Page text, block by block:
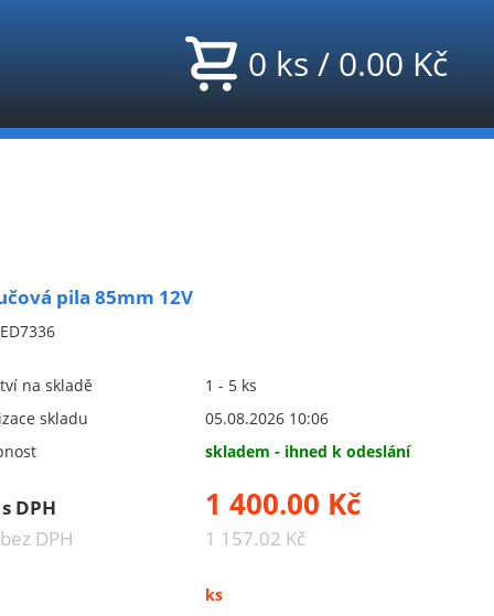
0ks/0.00Kč
pila 85mm 12V
na skladě
1 - 5 ks
skladu
05.08.2026 10:06
skladem - ihned k odeslání
DPH 1 400.00 Kč
DPH 1 157.02 Kč
ks